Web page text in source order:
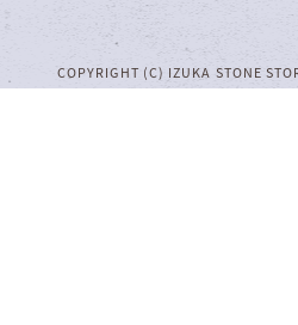
COPYRIGHT (C) IZUKA STONE